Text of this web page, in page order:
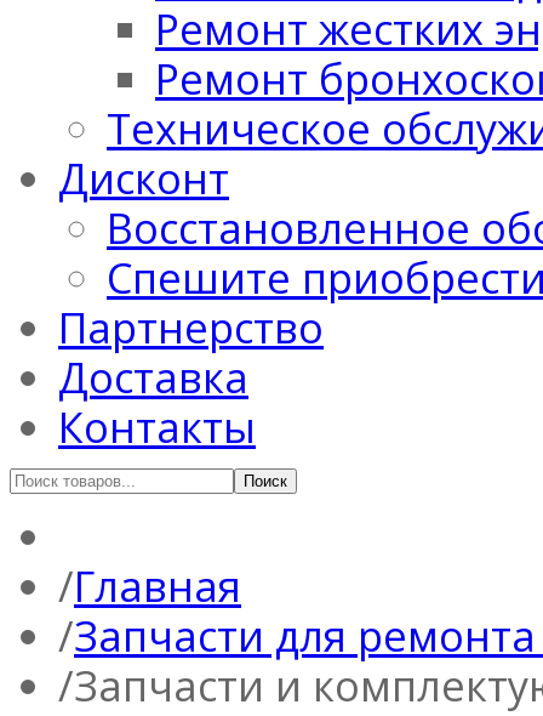
Ремонт жестких
Ремонт
Техническое
Дисконт
Восстановленное
Спешите
Партнерство
Доставка
Контакты
Главная
Запчасти для
Запчасти и